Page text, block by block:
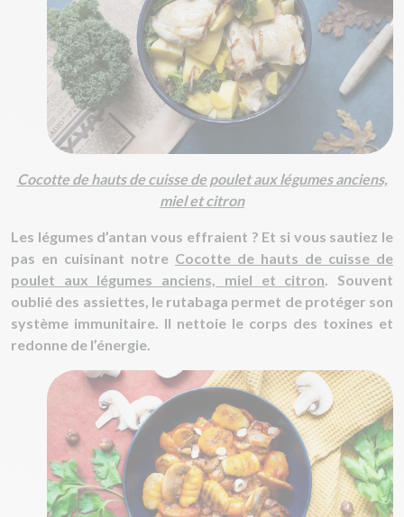
Cocotte de hauts de cuisse de poulet aux légumes anciens,
miel et citron
Les légumes d’antan vous effraient ? Et si vous sautiez le
pas en cuisinant notre Cocotte de hauts de cuisse de
poulet aux légumes anciens, miel et citron. Souvent
oublié des assiettes, le rutabaga permet de protéger son
système immunitaire. Il nettoie le corps des toxines et
redonne de l’énergie.